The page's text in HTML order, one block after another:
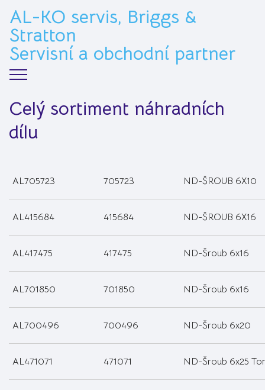
AL-KO servis, Briggs &
Stratton
Servisní a obchodní partner
Celý sortiment náhradních
dílu
AL705723 705723 ND-ŠROUB 6X10
AL415684 415684 ND-ŠROUB 6X16
AL417475 417475 ND-Šroub 6x16
AL701850 701850 ND-Šroub 6x16
AL700496 700496 ND-Šroub 6x20
AL471071 471071 ND-Šroub 6x25